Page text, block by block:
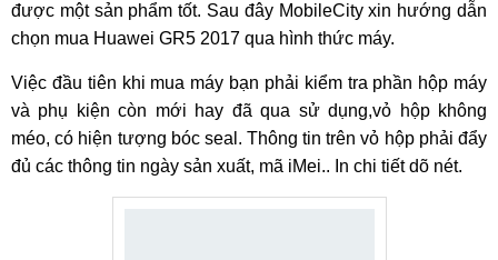
được một sản phẩm tốt. Sau đây MobileCity xin hướng dẫn
chọn mua Huawei GR5 2017 qua hình thức máy.
Việc đầu tiên khi mua máy bạn phải kiểm tra phần hộp máy
và phụ kiện còn mới hay đã qua sử dụng,vỏ hộp không
méo, có hiện tượng bóc seal. Thông tin trên vỏ hộp phải đẩy
đủ các thông tin ngày sản xuất, mã iMei.. In chi tiết dõ nét.